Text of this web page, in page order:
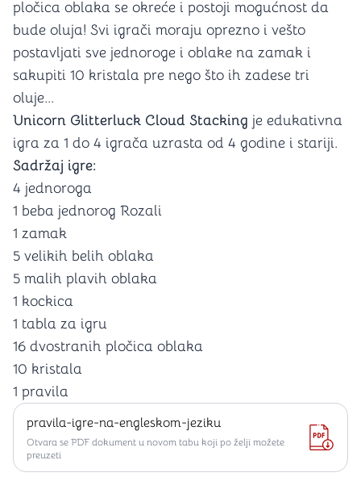
pločica oblaka se okreće i postoji mogućnost da
bude oluja! Svi igrači moraju oprezno i vešto
postavljati sve jednoroge i oblake na zamak i
sakupiti 10 kristala pre nego što ih zadese tri
oluje...
Unicorn Glitterluck Cloud Stacking je edukativna
igra za 1 do 4 igrača uzrasta od 4 godine i stariji.
Sadržaj igre:
4 jednoroga
1 beba jednorog Rozali
1 zamak
5 velikih belih oblaka
5 malih plavih oblaka
1 kockica
1 tabla za igru
16 dvostranih pločica oblaka
10 kristala
1 pravila
pravila-igre-na-engleskom-jeziku
Otvara se PDF dokument u novom tabu koji po želji možete
preuzeti